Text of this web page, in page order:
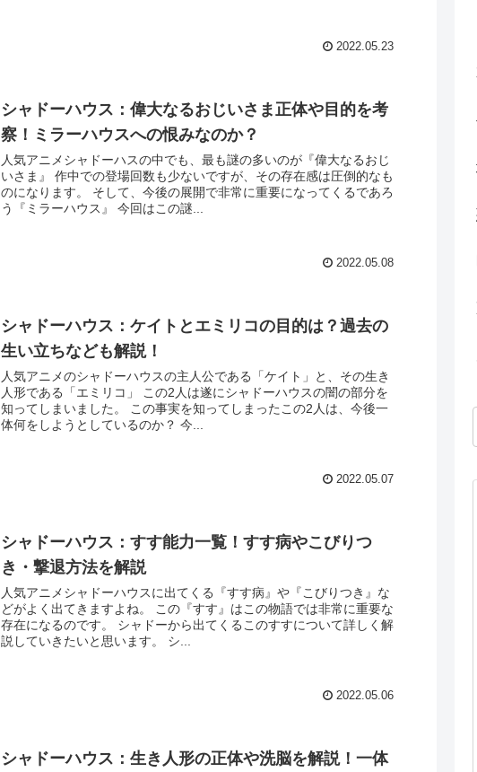
2022.05.23
シャドーハウス：偉大なるおじいさま正体や目的を考
察！ミラーハウスへの恨みなのか？
人気アニメシャドーハスの中でも、最も謎の多いのが『偉大なるおじ
いさま』 作中での登場回数も少ないですが、その存在感は圧倒的なも
のになります。 そして、今後の展開で非常に重要になってくるであろ
う『ミラーハウス』 今回はこの謎...
2022.05.08
シャドーハウス：ケイトとエミリコの目的は？過去の
生い立ちなども解説！
人気アニメのシャドーハウスの主人公である「ケイト」と、その生き
人形である「エミリコ」 この2人は遂にシャドーハウスの闇の部分を
知ってしまいました。 この事実を知ってしまったこの2人は、今後一
体何をしようとしているのか？ 今...
2022.05.07
シャドーハウス：すす能力一覧！すす病やこびりつ
き・撃退方法を解説
人気アニメシャドーハウスに出てくる『すす病』や『こびりつき』な
どがよく出てきますよね。 この『すす』はこの物語では非常に重要な
存在になるのです。 シャドーから出てくるこのすすについて詳しく解
説していきたいと思います。 シ...
2022.05.06
シャドーハウス：生き人形の正体や洗脳を解説！一体